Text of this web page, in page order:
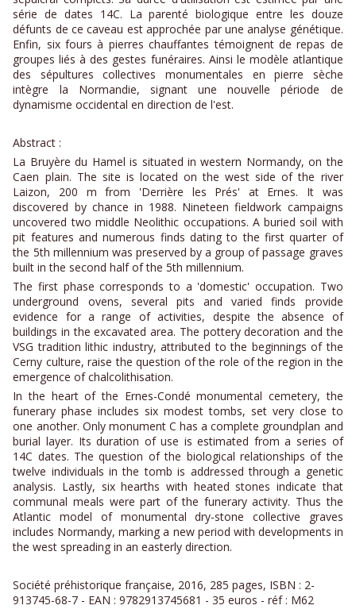
série de dates 14C. La parenté biologique entre les douze
défunts de ce caveau est approchée par une analyse génétique.
Enfin, six fours à pierres chauffantes témoignent de repas de
groupes liés à des gestes funéraires. Ainsi le modèle atlantique
des sépultures collectives monumentales en pierre sèche
intègre la Normandie, signant une nouvelle période de
dynamisme occidental en direction de l'est.
Abstract :
La Bruyère du Hamel is situated in western Normandy, on the
Caen plain. The site is located on the west side of the river
Laizon, 200 m from 'Derrière les Prés' at Ernes. It was
discovered by chance in 1988. Nineteen fieldwork campaigns
uncovered two middle Neolithic occupations. A buried soil with
pit features and numerous finds dating to the first quarter of
the 5th millennium was preserved by a group of passage graves
built in the second half of the 5th millennium.
The first phase corresponds to a 'domestic' occupation. Two
underground ovens, several pits and varied finds provide
evidence for a range of activities, despite the absence of
buildings in the excavated area. The pottery decoration and the
VSG tradition lithic industry, attributed to the beginnings of the
Cerny culture, raise the question of the role of the region in the
emergence of chalcolithisation.
In the heart of the Ernes-Condé monumental cemetery, the
funerary phase includes six modest tombs, set very close to
one another. Only monument C has a complete groundplan and
burial layer. Its duration of use is estimated from a series of
14C dates. The question of the biological relationships of the
twelve individuals in the tomb is addressed through a genetic
analysis. Lastly, six hearths with heated stones indicate that
communal meals were part of the funerary activity. Thus the
Atlantic model of monumental dry-stone collective graves
includes Normandy, marking a new period with developments in
the west spreading in an easterly direction.
Société préhistorique française, 2016, 285 pages, ISBN : 2-
913745-68-7 - EAN : 9782913745681 - 35 euros - réf : M62